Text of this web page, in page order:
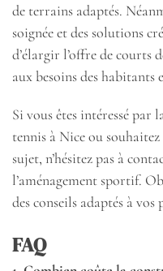
de terrains adaptés.
soignée et des solutions
d’élargir l’offre de courts
aux besoins des habitants
Si vous êtes intéressé par
tennis à Nice ou
sujet, n’hésitez pas à
l’aménagement sportif.
des conseils adaptés à vos
FAQ